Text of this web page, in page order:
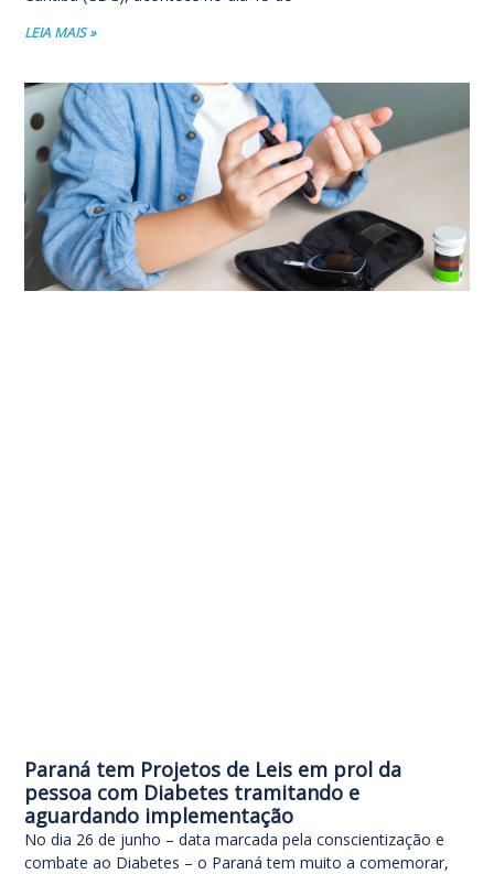
LEIA MAIS »
Paraná tem Projetos de Leis em prol da
pessoa com Diabetes tramitando e
aguardando implementação
No dia 26 de junho – data marcada pela conscientização e
combate ao Diabetes – o Paraná tem muito a comemorar,